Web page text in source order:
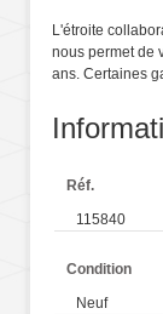
L'étroite
nous permet de
ans. Certaines
Réf.
115840
Condition
Neuf